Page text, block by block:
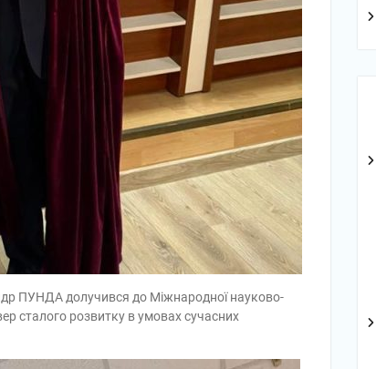
ПУНДА долучився до Міжнародної науково-
сталого розвитку в умовах сучасних